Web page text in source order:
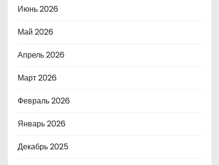
Июнь 2026
Май 2026
Апрель 2026
Март 2026
Февраль 2026
Январь 2026
Декабрь 2025